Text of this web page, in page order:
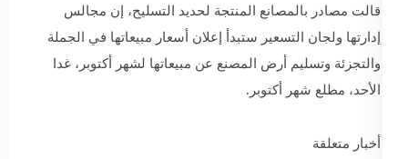
قالت مصادر بالمصانع المنتجة لحديد التسليح، إن مجالس
إدارتها ولجان التسعير ستبدأ إعلان أسعار مبيعاتها في الجملة
والتجزئة وتسليم أرض المصنع عن مبيعاتها لشهر أكتوبر، غدا
الأحد، مطلع شهر أكتوبر.
أخبار متعلقة